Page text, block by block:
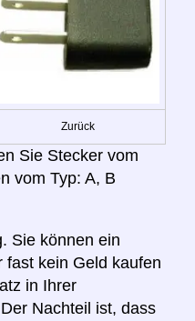
Zurück
Sie Stecker vom
vom Typ: A, B
Sie können ein
fast kein Geld kaufen
in Ihrer
Nachteil ist, dass